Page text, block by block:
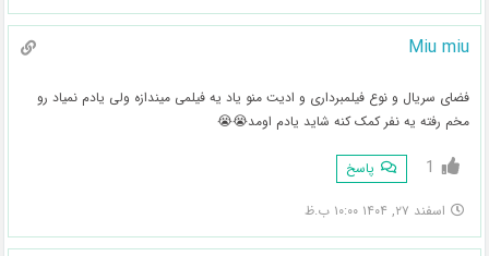
Miu miu
فضای سریال و نوع فیلمبرداری و ادیت منو یاد یه فیلمی میندازه ولی یادم نمیاد رو
مخم رفته یه نفر کمک کنه شاید یادم اومد😭😭
1 پاسخ
اسفند ۲۷, ۱۴۰۴ ۱۰:۰۰ ب.ظ